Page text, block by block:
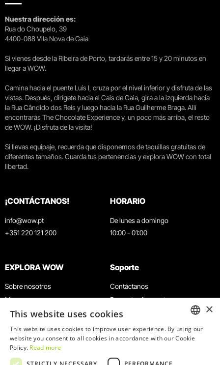
Nuestra dirección es:
Rua do Choupelo, 39
4400-088 Vila Nova de Gaia
Si vienes desde la Ribeira de Porto, tardarás entre 15 y 20 minutos en
llegar a WOW.
Camina hacia el puente Luís I, cruza por el nivel inferior y disfruta de las
vistas. Después, dirígete hacia el Cais de Gaia, gira a la izquierda hacia
la Rua Cândido dos Reis y luego hacia la Rua Guilherme Braga. Allí
encontrarás The Chocolate Experience y, un poco más arriba, el resto
de WOW. ¡Disfruta de la visita!
Si llevas equipaje, recuerda que disponemos de taquillas gratuitas de
diferentes tamaños. Guarda tus pertenencias y explora WOW con total
libertad.
¡CONTÁCTANOS!
info@wow.pt
+351 220 121 200
HORARIO
De lunes a domingo
10:00 - 01:00
EXPLORA WOW
Sobre nosotros
Museos
Agenda
Noticias
Restaurantes
Tarjeta WOW
Soporte
Contáctanos
Preguntas frecuentes
Términos y condiciones
Política de privacidad y cookies
Trabaja con nosotrosENGLISH
×
This website uses cookies
This website uses cookies to improve user experience. By using our
website you consent to all cookies in accordance with our Cookie
Policy. Read more